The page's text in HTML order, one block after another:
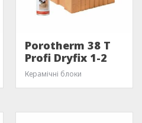
Porotherm 38 T
Profi Dryfix 1-2
Керамічні блоки